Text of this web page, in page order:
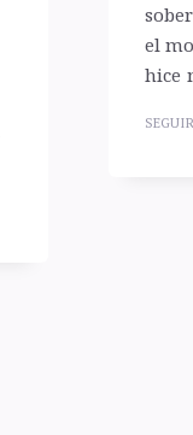
el
hice